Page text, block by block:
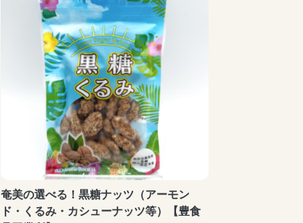
奄美の選べる！黒糖ナッツ（アーモン
ド・くるみ・カシューナッツ等）【豊食